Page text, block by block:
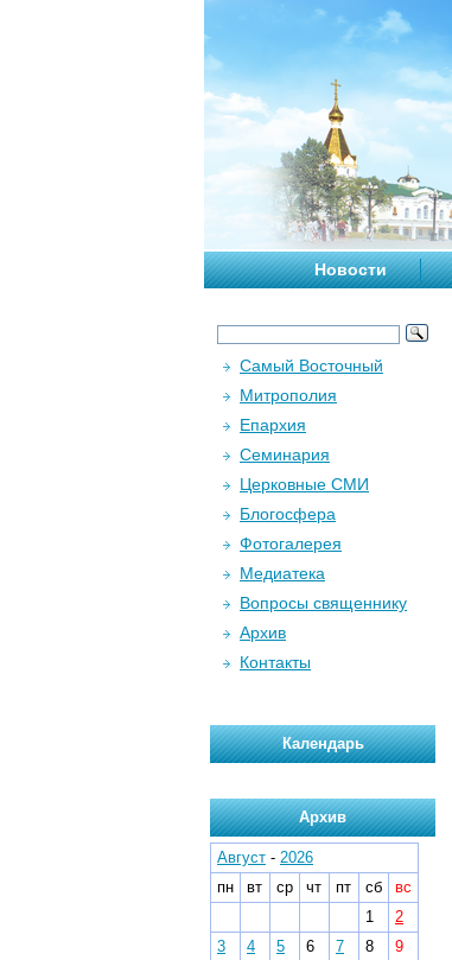
Новости
Самый Восточный
Митрополия
Епархия
Семинария
Церковные СМИ
Блогосфера
Фотогалерея
Медиатека
Вопросы священнику
Архив
Контакты
Календарь
Архив
Август - 2026
пн
вт ср чт пт сб
вс
1
2
3
4 5 6 7 8
9